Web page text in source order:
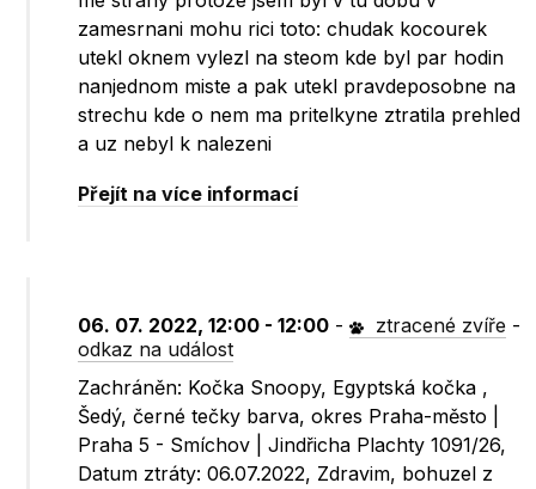
zamesrnani mohu rici toto: chudak kocourek
utekl oknem vylezl na steom kde byl par hodin
nanjednom miste a pak utekl pravdeposobne na
strechu kde o nem ma pritelkyne ztratila prehled
a uz nebyl k nalezeni
Přejít na více informací
06. 07. 2022, 12:00 - 12:00 - ztracené zvíře -
odkaz na událost
Zachráněn: Kočka Snoopy, Egyptská kočka ,
Šedý, černé tečky barva, okres Praha-město |
Praha 5 - Smíchov | Jindřicha Plachty 1091/26,
Datum ztráty: 06.07.2022, Zdravim, bohuzel z